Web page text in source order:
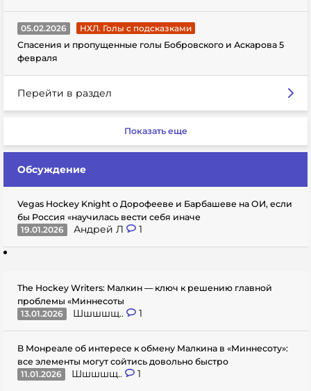
05.02.2026
НХЛ. Голы с подсказками
Спасения и пропущенные голы Бобровского и Аскарова 5
февраля
Перейти в раздел
Показать еще
Обсуждение
Vegas Hockey Knight о Дорофееве и Барбашеве на ОИ, если
бы Россия «научилась вести себя иначе
19.01.2026
Андрей Л 1
The Hockey Writers: Малкин — ключ к решению главной
проблемы «Миннесоты
13.01.2026
Шшшшщ.. 1
В Монреале об интересе к обмену Малкина в «Миннесоту»:
все элементы могут сойтись довольно быстро
11.01.2026
Шшшшщ.. 1